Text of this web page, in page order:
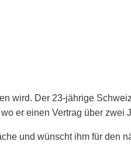
wird. Der 23-jährige
er einen Vertrag über zwei
und wünscht ihm für den